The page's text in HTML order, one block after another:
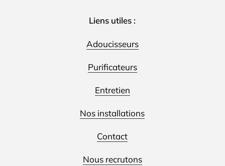
Liens utiles :
Adoucisseurs
Purificateurs
Entretien
Nos installations
Contact
Nous recrutons